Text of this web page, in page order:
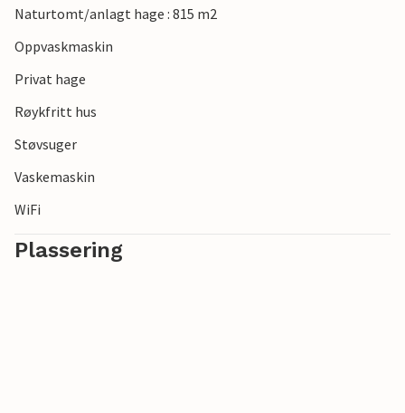
Naturtomt/anlagt hage : 815 m2
Oppvaskmaskin
Privat hage
Røykfritt hus
Støvsuger
Vaskemaskin
WiFi
Plassering